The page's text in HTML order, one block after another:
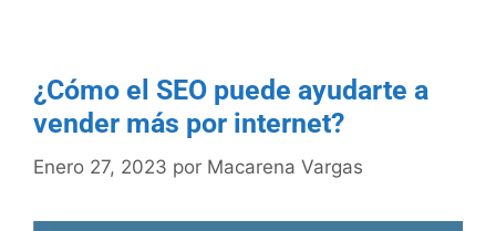
¿Cómo el SEO puede ayudarte a
vender más por internet?
Enero 27, 2023 por Macarena Vargas